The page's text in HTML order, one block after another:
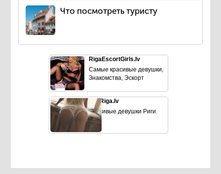
Что посмотреть туристу
RigaEscortGirls.lv
Самые красивые девушки,
Знакомства, Эскорт
SexRiga.lv
Красивые девушки Риги.